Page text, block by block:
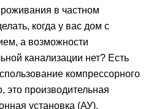
в частном
когда у вас дом с
а возможности
канализации нет? Есть
компрессорного
это производительная
установка (АУ),